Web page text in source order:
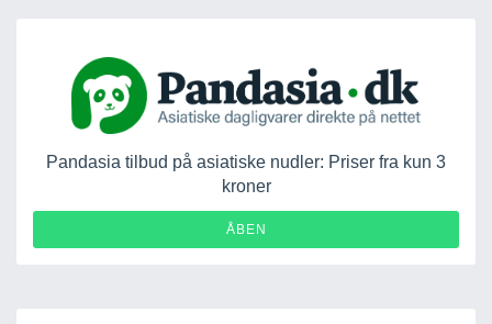
Pandasia tilbud på asiatiske nudler: Priser fra kun 3
kroner
ÅBEN